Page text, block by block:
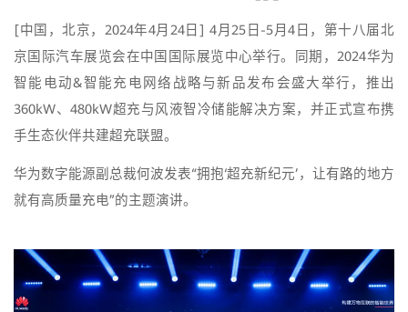
[中国，北京，2024年4月24日] 4月25日-5月4日，第十八届北
京国际汽车展览会在中国国际展览中心举行。同期，2024华为
智能电动&智能充电网络战略与新品发布会盛大举行，推出
360kW、480kW超充与风液智冷储能解决方案，并正式宣布携
手生态伙伴共建超充联盟。
华为数字能源副总裁何波发表“拥抱‘超充新纪元’，让有路的地方
就有高质量充电”的主题演讲。